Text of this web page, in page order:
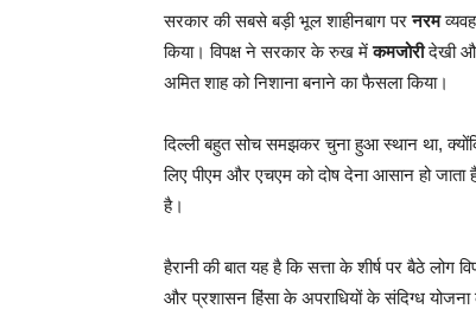
सरकार की सबसे बड़ी भूल शाहीनबाग परनरम
किया। विपक्ष ने सरकार के रुख मेंकमजोरीदेखी
अमित शाह को निशाना बनाने का फैसला किया।
दिल्ली बहुत सोच समझकर चुना हुआ स्थान था,
लिए पीएम और एचएम को दोष देना आसान हो
है।
हैरानी की बात यह है कि सत्ता के शीर्ष पर बैठे
और प्रशासन हिंसा के अपराधियों के संदिग्ध